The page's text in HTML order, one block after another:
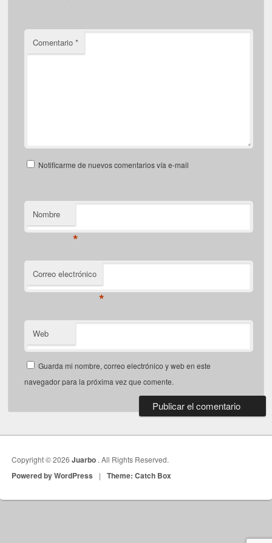
Comentario*
Notificarme de nuevos comentarios vía e-mail
Nombre
*
Correo electrónico
*
Web
Guarda mi nombre, correo electrónico y web en este
navegador para la próxima vez que comente.
Copyright © 2026Juarbo . All Rights Reserved.
Powered by WordPress | Theme: Catch Box